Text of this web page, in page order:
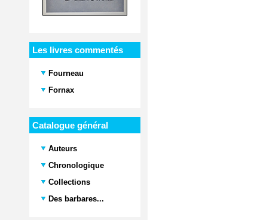
Les livres commentés
Fourneau
Fornax
Catalogue général
Auteurs
Chronologique
Collections
Des barbares...